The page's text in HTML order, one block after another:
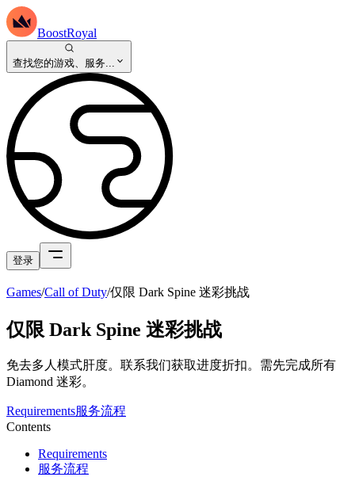
BoostRoyal
查找您的游戏、服务...
登录
Games/Call of Duty/仅限 Dark Spine 迷彩挑战
仅限 Dark Spine 迷彩挑战
免去多人模式肝度。联系我们获取进度折扣。需先完成所有
Diamond 迷彩。
Requirements服务流程
Contents
Requirements
服务流程